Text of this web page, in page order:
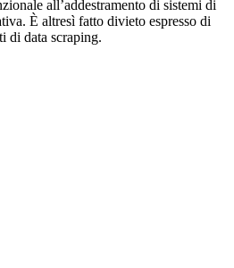
all’addestramento di sistemi di
È altresì fatto divieto espresso di
di data scraping.